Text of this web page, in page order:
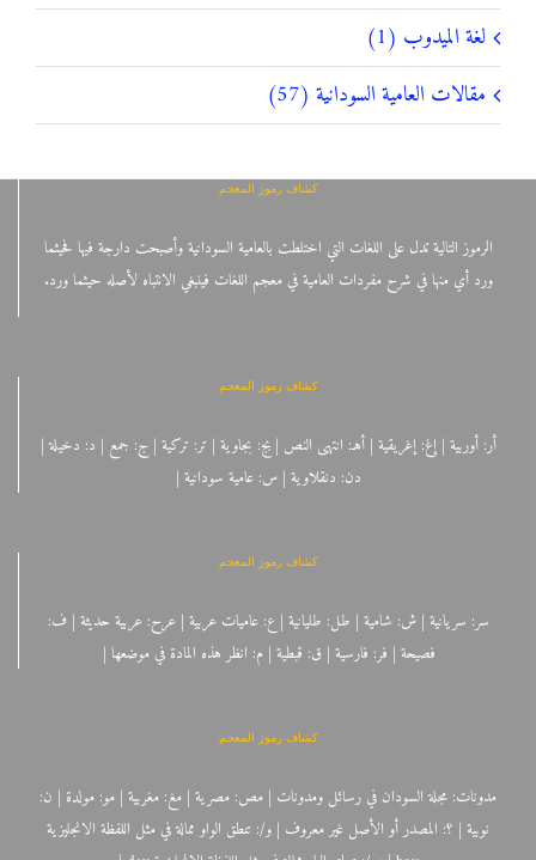
لغة الميدوب (1)
مقالات العامية السودانية (57)
كشاف رموز المعجم
الرموز التالية تدل على اللغات التي اختلطت بالعامية السودانية وأصبحت دارجة فيها فحيثما
ورد أي منها في شرح مفردات العامية في معجم اللغات فينبغي الانتباه لأصله حيثما ورد.
كشاف رموز المعجم
أر: أوربية | إغ: إغريقية | أهـ: انتهى النص | بج: بجاوية | تر: تركية | ج: جمع | د: دخيلة |
دن: دنقلاوية | س: عامية سودانية |
كشاف رموز المعجم
سر: سريانية | ش: شامية | طل: طليانية | ع: عاميات عربية | عرح: عربية حديثة | ف:
فصيحة | فر: فارسية | ق: قبطية | م: انظر هذه المادة في موضعها |
كشاف رموز المعجم
مدونات: مجلة السودان في رسائل ومدونات | مص: مصرية | مغ: مغربية | مو: مولدة | ن:
نوبية | ؟: المصدر أو الأصل غير معروف | و/: تنطق الواو ممالة في مثل اللفظة الانجليزية